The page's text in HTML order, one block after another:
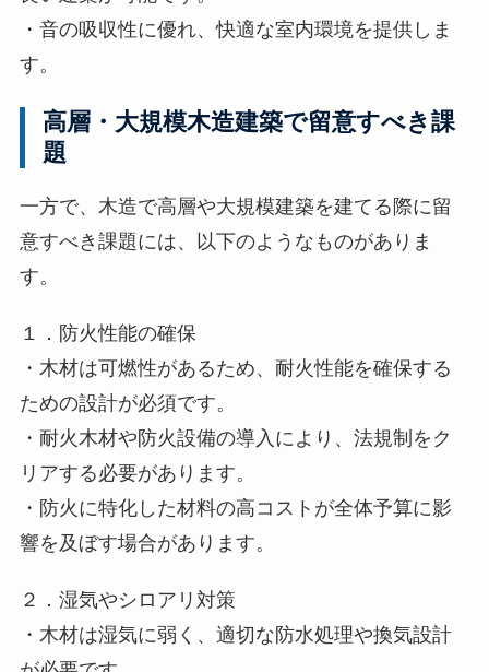
・音の吸収性に優れ、快適な室内環境を提供しま
す。
高層・大規模木造建築で留意すべき課
題
一方で、木造で高層や大規模建築を建てる際に留
意すべき課題には、以下のようなものがありま
す。
１．防火性能の確保
・木材は可燃性があるため、耐火性能を確保する
ための設計が必須です。
・耐火木材や防火設備の導入により、法規制をク
リアする必要があります。
・防火に特化した材料の高コストが全体予算に影
響を及ぼす場合があります。
２．湿気やシロアリ対策
・木材は湿気に弱く、適切な防水処理や換気設計